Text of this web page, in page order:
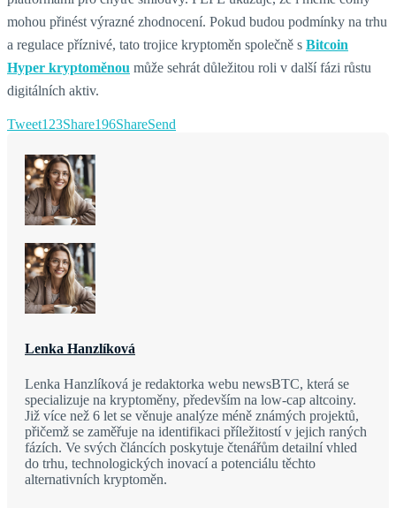
mohou přinést výrazné zhodnocení. Pokud budou podmínky na trhu
a regulace příznivé, tato trojice kryptoměn společně s Bitcoin
Hyper kryptoměnou může sehrát důležitou roli v další fázi růstu
digitálních aktiv.
Tweet123Share196ShareSend
Lenka Hanzlíková
Lenka Hanzlíková je redaktorka webu newsBTC, která se
specializuje na kryptoměny, především na low-cap altcoiny.
Již více než 6 let se věnuje analýze méně známých projektů,
přičemž se zaměřuje na identifikaci příležitostí v jejich raných
fázích. Ve svých článcích poskytuje čtenářům detailní vhled
do trhu, technologických inovací a potenciálu těchto
alternativních kryptoměn.